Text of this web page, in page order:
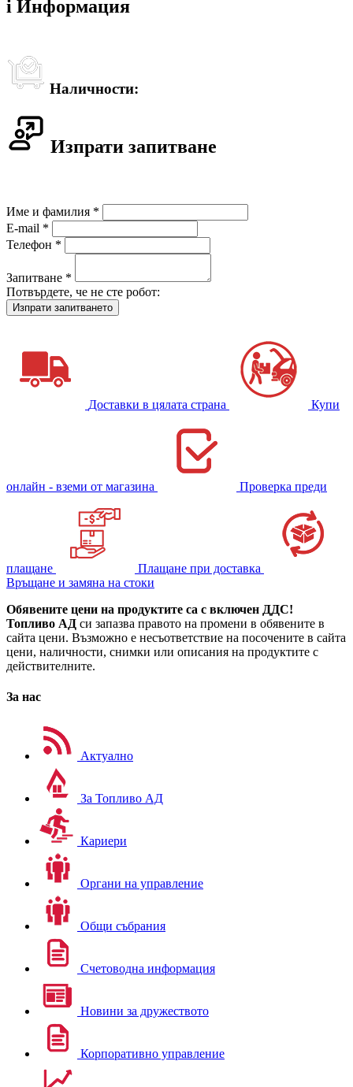
i Информация
Наличности:
Изпрати запитване
Име и фамилия *
E-mail *
Телефон *
Запитване *
Потвърдете, че не сте робот:
Доставки в цялата страна Купи
онлайн - вземи от магазина Проверка преди
плащане
Плащане при доставка
Връщане и замяна на стоки
Обявените цени на продуктите са с включен ДДС!
Топливо АД си запазва правото на промени в обявените в
сайта цени. Възможно е несъответствие на посочените в сайта
цени, наличности, снимки или описания на продуктите с
действителните.
За нас
Актуално
За Топливо АД
Кариери
Органи на управление
Общи събрания
Счетоводна информация
Новини за дружеството
Корпоративно управление